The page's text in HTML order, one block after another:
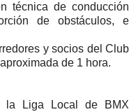
técnica de conducción
de obstáculos, e
y socios del Club
de 1 hora.
la Liga Local de BMX